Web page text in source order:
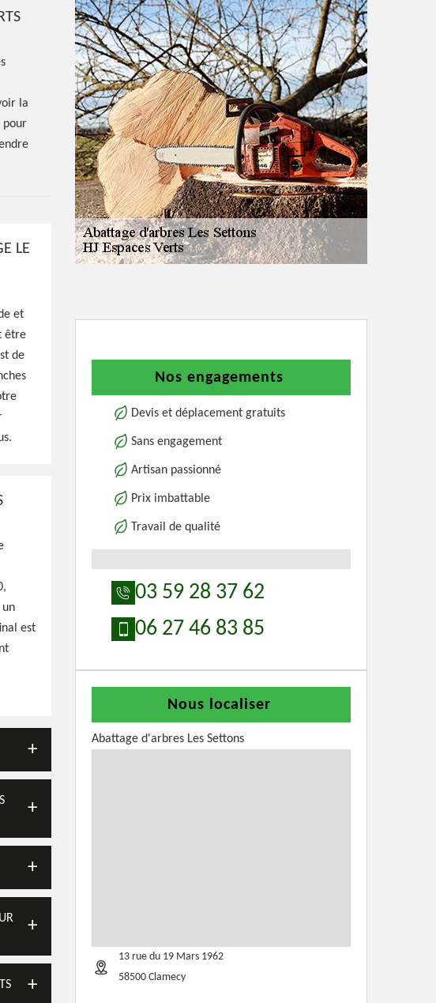
la
pour
LE
et
être
de
un
est
Nos engagements
Devis et déplacement gratuits
Sans engagement
Artisan passionné
Prix imbattable
Travail de qualité
03 59 28 37 62
06 27 46 83 85
Nous localiser
Abattage d'arbres Les Settons
13 rue du 19 Mars 1962
58500 Clamecy